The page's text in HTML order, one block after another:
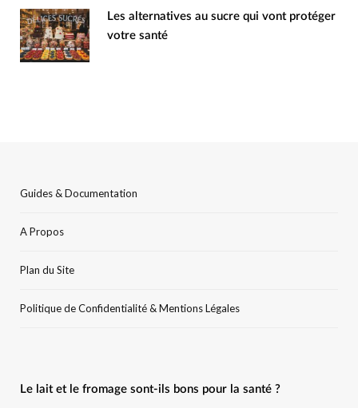
Les alternatives au sucre qui vont protéger
votre santé
Guides & Documentation
A Propos
Plan du Site
Politique de Confidentialité & Mentions Légales
Le lait et le fromage sont-ils bons pour la santé ?